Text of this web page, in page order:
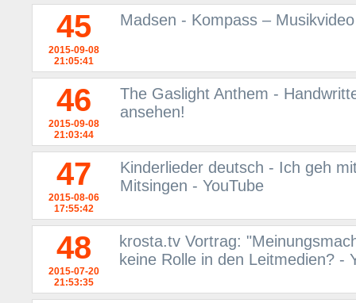
45
2015-09-08
21:05:41
Madsen - Kompass –
46
2015-09-08
21:03:44
The Gaslight Anthem -
ansehen!
47
2015-08-06
17:55:42
Kinderlieder deutsch - Ich geh
Mitsingen - YouTube
48
2015-07-20
21:53:35
krosta.tv Vortrag:
keine Rolle in den Leitmedien? -